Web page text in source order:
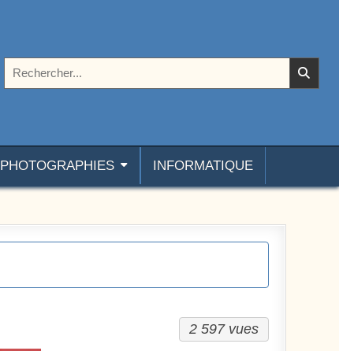
PHOTOGRAPHIES INFORMATIQUE
2 597 vues